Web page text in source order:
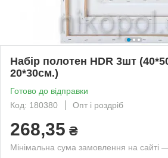
Набір полотен HDR 3шт
20*30см.)
Готово до відправки
Код: 180380
Опт і роздріб
268,35 ₴
Мінімальна сума замовлення на сайті